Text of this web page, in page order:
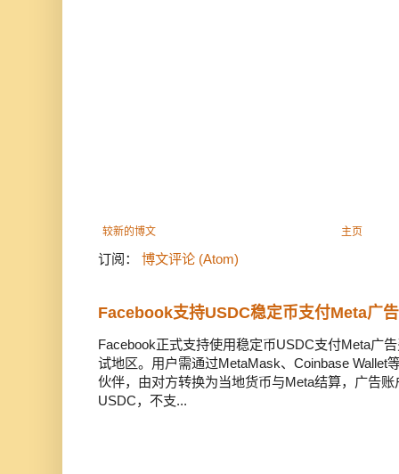
较新的博文 主页
订阅： 博文评论 (Atom)
Facebook支持USDC稳定币支付Meta广
Facebook正式支持使用稳定币USDC支付Meta广
试地区。用户需通过MetaMask、Coinbase Wallet
伙伴，由对方转换为当地货币与Meta结算，广告
USDC，不支...